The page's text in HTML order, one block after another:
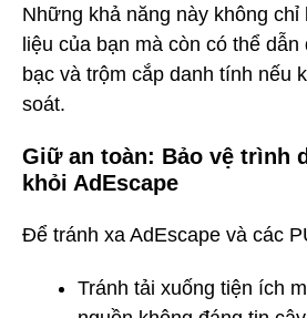
Những khả năng này không
liệu của bạn mà còn có thể dẫn
bạc và trộm cắp danh tính nếu
soát.
Giữ an toàn: Bảo vệ trình
khỏi AdEscape
Để tránh xa AdEscape và các
Tránh tải xuống tiện ích